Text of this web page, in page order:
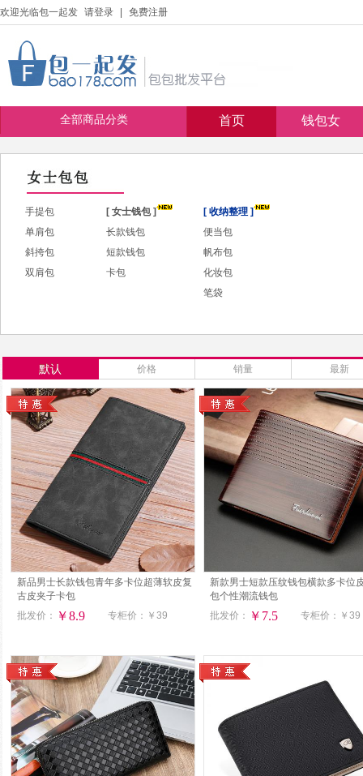
欢迎光临包一起发 请登录 免费注册
全部商品分类 首页 钱包女
手提包
单肩包
斜挎包
双肩包
[ 女士钱包 ]
长款钱包
短款钱包
卡包
[ 收纳整理 ]
便当包
帆布包
化妆包
笔袋
默认 价格 销量 最新
新品男士长款钱包青年多卡位超薄软皮复
古皮夹子卡包
批发价：
￥8.9 专柜价： ￥39
新款男士短款压纹钱包横款多卡位
包个性潮流钱包
批发价：
￥7.5 专柜价： ￥39